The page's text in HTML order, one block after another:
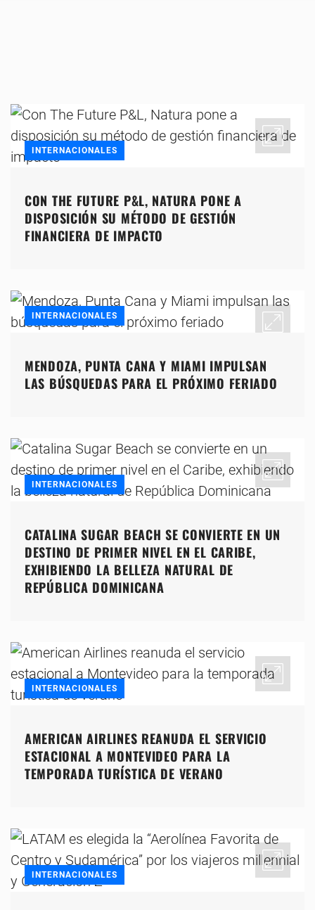
INTERNACIONALES
CON THE FUTURE P&L, NATURA PONE A
DISPOSICIÓN SU MÉTODO DE GESTIÓN
FINANCIERA DE IMPACTO
INTERNACIONALES
MENDOZA, PUNTA CANA Y MIAMI IMPULSAN
LAS BÚSQUEDAS PARA EL PRÓXIMO FERIADO
INTERNACIONALES
CATALINA SUGAR BEACH SE CONVIERTE EN UN
DESTINO DE PRIMER NIVEL EN EL CARIBE,
EXHIBIENDO LA BELLEZA NATURAL DE
REPÚBLICA DOMINICANA
INTERNACIONALES
AMERICAN AIRLINES REANUDA EL SERVICIO
ESTACIONAL A MONTEVIDEO PARA LA
TEMPORADA TURÍSTICA DE VERANO
INTERNACIONALES